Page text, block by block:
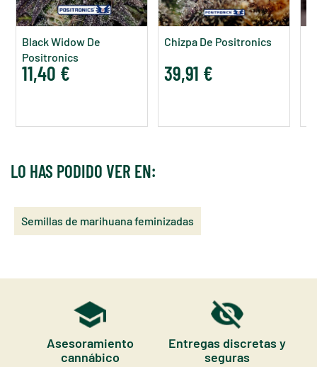
Black Widow De
Positronics
11,40 €
Chizpa De Positronics
39,91 €
LO HAS PODIDO VER EN:
Semillas de marihuana feminizadas
Asesoramiento
cannábico
Entregas discretas y
seguras